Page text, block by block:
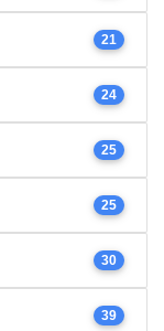
21
24
25
25
30
39